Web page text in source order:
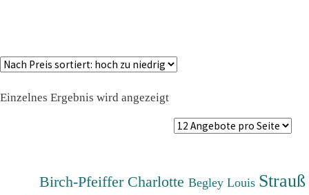
Einzelnes Ergebnis wird angezeigt
Birch-Pfeiffer CharlotteBegley Louis Strauß